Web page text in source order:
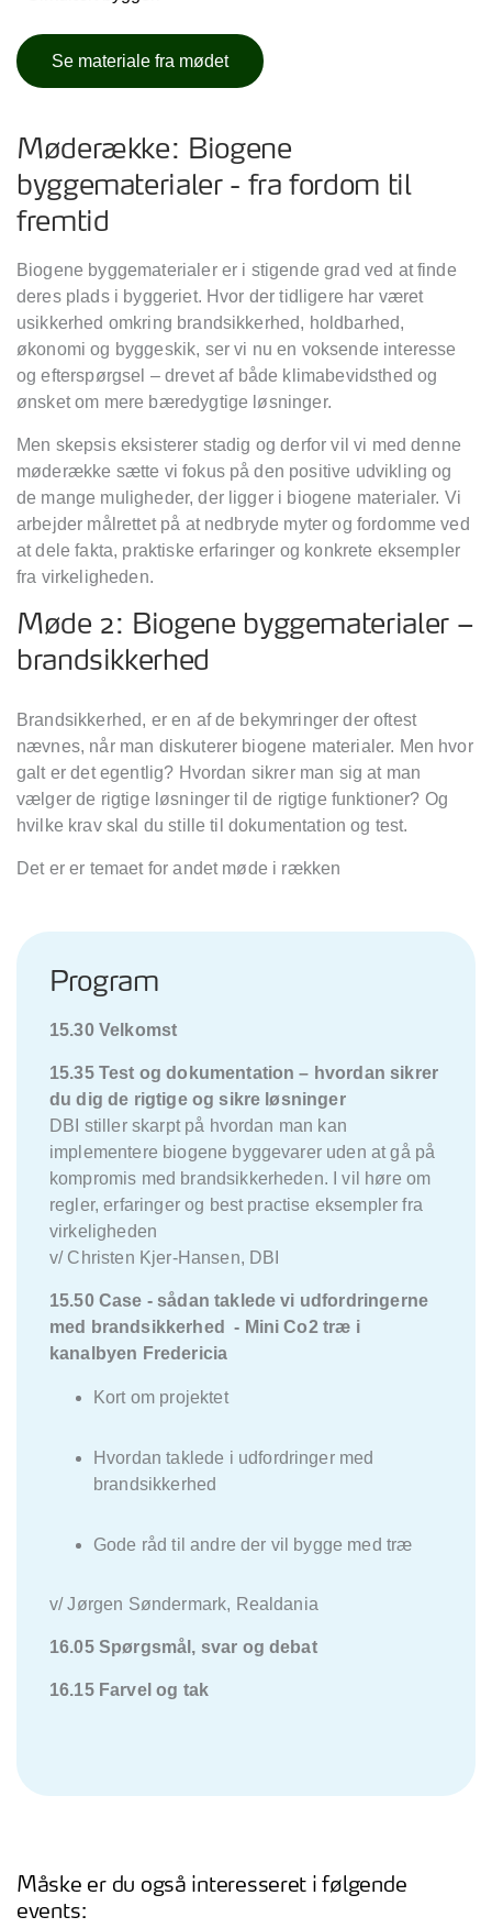
Se materiale fra mødet
Møderække: Biogene
byggematerialer - fra fordom til
fremtid
Biogene byggematerialer er i stigende grad ved at finde
deres plads i byggeriet. Hvor der tidligere har været
usikkerhed omkring brandsikkerhed, holdbarhed,
økonomi og byggeskik, ser vi nu en voksende interesse
og efterspørgsel – drevet af både klimabevidsthed og
ønsket om mere bæredygtige løsninger.
Men skepsis eksisterer stadig og derfor vil vi med denne
møderække sætte vi fokus på den positive udvikling og
de mange muligheder, der ligger i biogene materialer. Vi
arbejder målrettet på at nedbryde myter og fordomme ved
at dele fakta, praktiske erfaringer og konkrete eksempler
fra virkeligheden.
Møde 2: Biogene byggematerialer –
brandsikkerhed
Brandsikkerhed, er en af de bekymringer der oftest
nævnes, når man diskuterer biogene materialer. Men hvor
galt er det egentlig? Hvordan sikrer man sig at man
vælger de rigtige løsninger til de rigtige funktioner? Og
hvilke krav skal du stille til dokumentation og test.
Det er er temaet for andet møde i rækken
Program
15.30 Velkomst
15.35 Test og dokumentation – hvordan sikrer
du dig de rigtige og sikre løsninger
DBI stiller skarpt på hvordan man kan
implementere biogene byggevarer uden at gå på
kompromis med brandsikkerheden. I vil høre om
regler, erfaringer og best practise eksempler fra
virkeligheden
v/ Christen Kjer-Hansen, DBI
15.50 Case - sådan taklede vi udfordringerne
med brandsikkerhed - Mini Co2 træ i
kanalbyen Fredericia
Kort om projektet
Hvordan taklede i udfordringer med
brandsikkerhed
Gode råd til andre der vil bygge med træ
v/ Jørgen Søndermark, Realdania
16.05 Spørgsmål, svar og debat
16.15 Farvel og tak
Måske er du også interesseret i følgende
events: